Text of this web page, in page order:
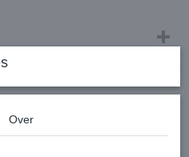
Over